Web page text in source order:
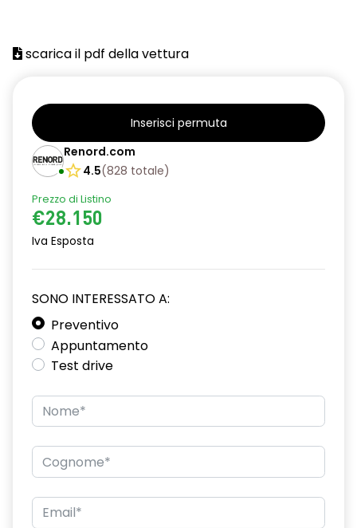
scarica il pdf della vettura
Inserisci permuta
Renord.com
4.5(828 totale)
Prezzo di Listino
€28.150
Iva Esposta
SONO INTERESSATO A:
Preventivo
Appuntamento
Test drive